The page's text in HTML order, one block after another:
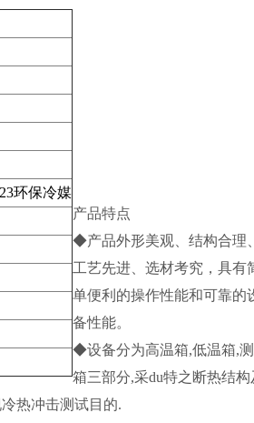
环保冷媒
产品特点
◆产品外形美观、结构合理
工艺先进、选材考究，具有
单便利的操作性能和可靠的
备性能。
◆设备分为高温箱,低温箱,
箱三部分,采du特之断热结构
热冲击测试目的.